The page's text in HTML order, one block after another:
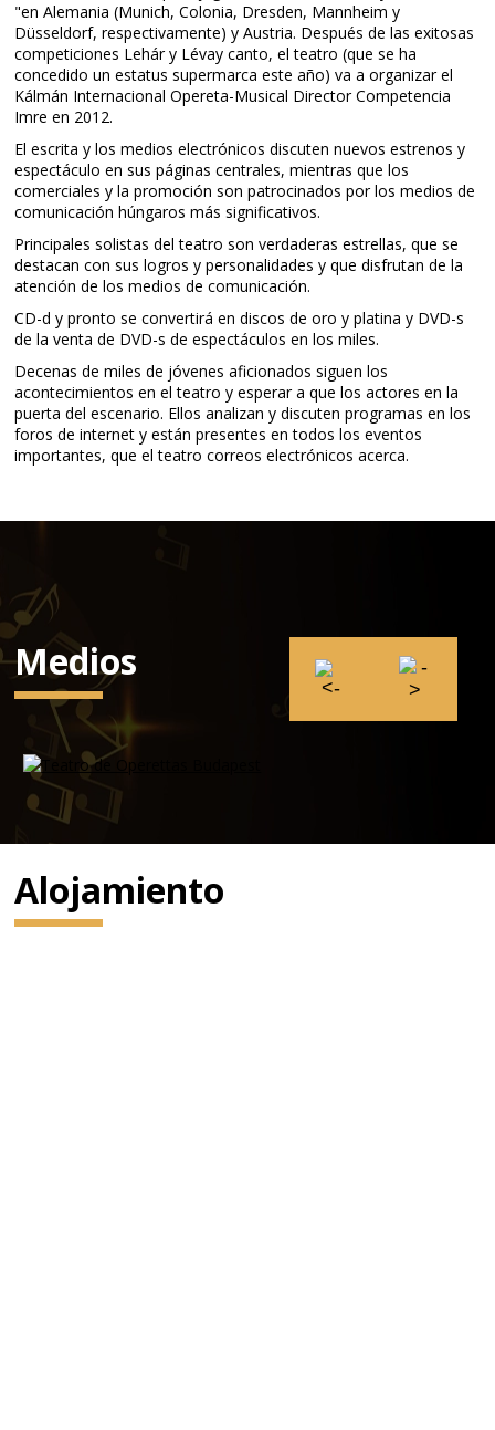
"en Alemania (Munich, Colonia, Dresden, Mannheim y
Düsseldorf, respectivamente) y Austria. Después de las exitosas
competiciones Lehár y Lévay canto, el teatro (que se ha
concedido un estatus supermarca este año) va a organizar el
Kálmán Internacional Opereta-Musical Director Competencia
Imre en 2012.
El escrita y los medios electrónicos discuten nuevos estrenos y
espectáculo en sus páginas centrales, mientras que los
comerciales y la promoción son patrocinados por los medios de
comunicación húngaros más significativos.
Principales solistas del teatro son verdaderas estrellas, que se
destacan con sus logros y personalidades y que disfrutan de la
atención de los medios de comunicación.
CD-d y pronto se convertirá en discos de oro y platina y DVD-s
de la venta de DVD-s de espectáculos en los miles.
Decenas de miles de jóvenes aficionados siguen los
acontecimientos en el teatro y esperar a que los actores en la
puerta del escenario. Ellos analizan y discuten programas en los
foros de internet y están presentes en todos los eventos
importantes, que el teatro correos electrónicos acerca.
Medios
Alojamiento